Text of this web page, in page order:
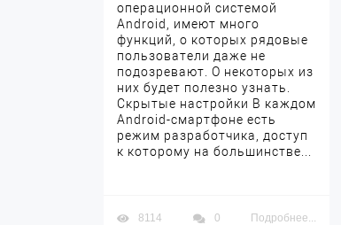
операционной системой
Android, имеют много
функций, о которых рядовые
пользователи даже не
подозревают. О некоторых из
них будет полезно узнать.
Скрытые настройки В каждом
Android-смартфоне есть
режим разработчика, доступ
к которому на большинстве...
8114 0 Подробнее...